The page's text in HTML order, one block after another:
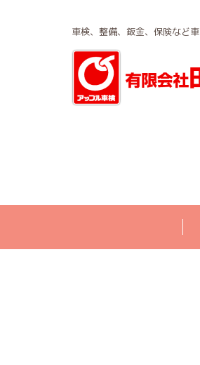
車検、整備、鈑金、保険など